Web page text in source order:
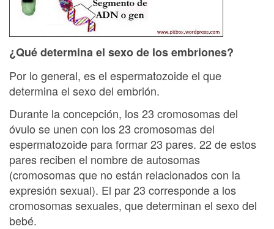
¿Qué determina el sexo de los embriones?
Por lo general, es el espermatozoide el que
determina el sexo del embrión.
Durante la concepción, los 23 cromosomas del
óvulo se unen con los 23 cromosomas del
espermatozoide para formar 23 pares. 22 de estos
pares reciben el nombre de autosomas
(cromosomas que no están relacionados con la
expresión sexual). El par 23 corresponde a los
cromosomas sexuales, que determinan el sexo del
bebé.